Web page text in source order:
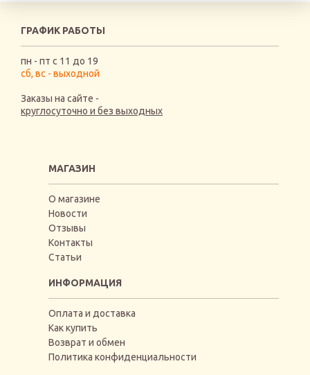
ГРАФИК РАБОТЫ
пн - пт с 11 до 19
сб, вс - выходной
Заказы на сайте -
круглосуточно и без выходных
МАГАЗИН
О магазине
Новости
Отзывы
Контакты
Статьи
ИНФОРМАЦИЯ
Оплата и доставка
Как купить
Возврат и обмен
Политика конфиденциальности